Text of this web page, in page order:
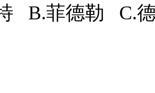
B.菲德勒 C.